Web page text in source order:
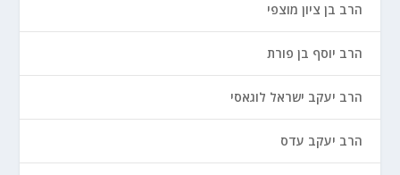
הרב בן ציון מוצפי
הרב יוסף בן פורת
הרב יעקב ישראל לוגאסי
הרב יעקב עדס